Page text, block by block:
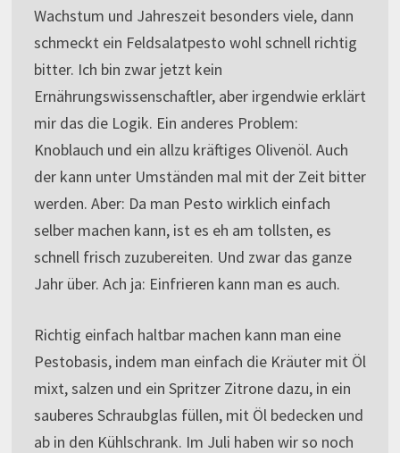
Wachstum und Jahreszeit besonders viele, dann
schmeckt ein Feldsalatpesto wohl schnell richtig
bitter. Ich bin zwar jetzt kein
Ernährungswissenschaftler, aber irgendwie erklärt
mir das die Logik. Ein anderes Problem:
Knoblauch und ein allzu kräftiges Olivenöl. Auch
der kann unter Umständen mal mit der Zeit bitter
werden. Aber: Da man Pesto wirklich einfach
selber machen kann, ist es eh am tollsten, es
schnell frisch zuzubereiten. Und zwar das ganze
Jahr über. Ach ja: Einfrieren kann man es auch.
Richtig einfach haltbar machen kann man eine
Pestobasis, indem man einfach die Kräuter mit Öl
mixt, salzen und ein Spritzer Zitrone dazu, in ein
sauberes Schraubglas füllen, mit Öl bedecken und
ab in den Kühlschrank. Im Juli haben wir so noch